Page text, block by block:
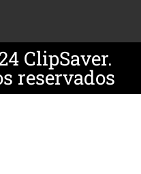
ClipSaver.
reservados